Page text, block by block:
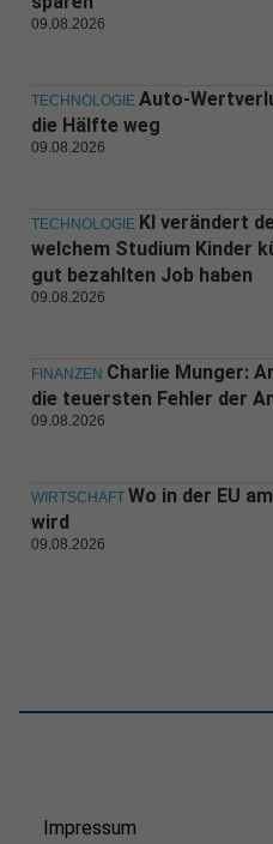
09.08.2026
TECHNOLOGIE Auto-
die Hälfte weg
09.08.2026
TECHNOLOGIE KI verändert
welchem Studium Kinder
gut bezahlten Job haben
09.08.2026
FINANZEN Charlie Munger:
die teuersten Fehler der
09.08.2026
WIRTSCHAFT Wo in der EU
wird
09.08.2026
Impressum